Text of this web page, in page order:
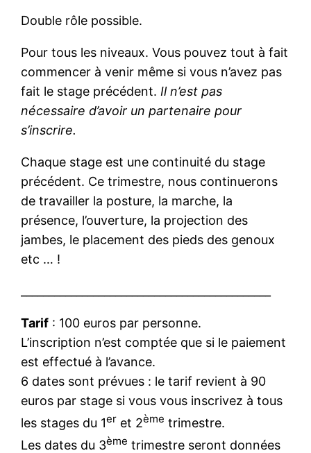
Double rôle possible.
Pour tous les niveaux. Vous pouvez tout à fait
commencer à venir même si vous n’avez pas
fait le stage précédent. Il n’est pas
nécessaire d’avoir un partenaire pour
s’inscrire.
Chaque stage est une continuité du stage
précédent. Ce trimestre, nous continuerons
de travailler la posture, la marche, la
présence, l’ouverture, la projection des
jambes, le placement des pieds des genoux
etc … !
Tarif : 100 euros par personne.
L’inscription n’est comptée que si le paiement
est effectué à l’avance.
6 dates sont prévues : le tarif revient à 90
euros par stage si vous vous inscrivez à tous
les stages du 1er et 2ème trimestre.
Les dates du 3ème trimestre seront données